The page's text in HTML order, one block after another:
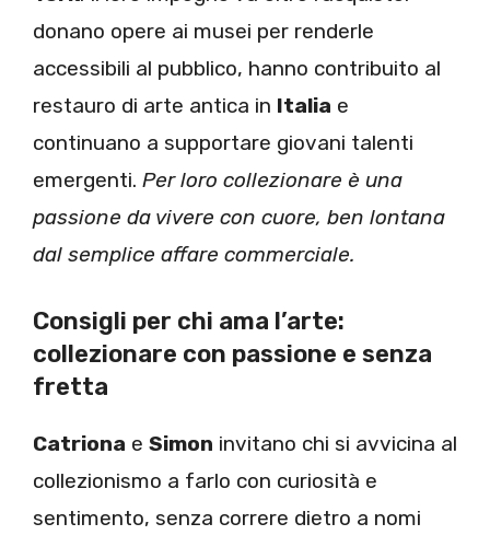
donano opere ai musei per renderle
accessibili al pubblico, hanno contribuito al
restauro di arte antica in Italia e
continuano a supportare giovani talenti
emergenti. Per loro collezionare è una
passione da vivere con cuore, ben lontana
dal semplice affare commerciale.
Consigli per chi ama l’arte:
collezionare con passione e senza
fretta
Catriona e Simon invitano chi si avvicina al
collezionismo a farlo con curiosità e
sentimento, senza correre dietro a nomi